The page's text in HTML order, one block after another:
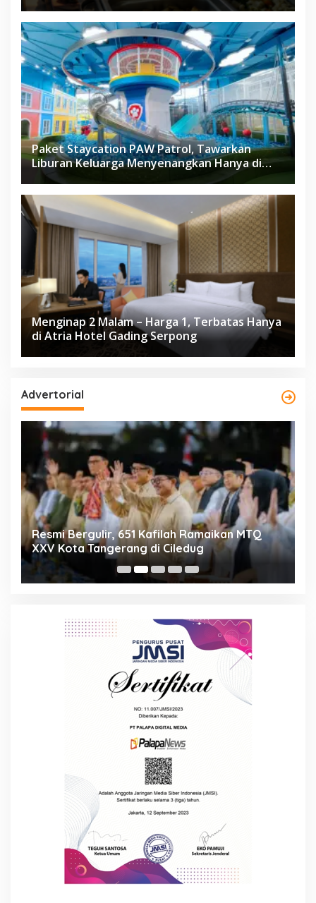
Paket Staycation PAW Patrol, Tawarkan
Liburan Keluarga Menyenangkan Hanya di
Herloom Hotel BSD
Menginap 2 Malam – Harga 1, Terbatas Hanya
di Atria Hotel Gading Serpong
Advertorial
Resmi Bergulir, 651 Kafilah Ramaikan MTQ
XXV Kota Tangerang di Ciledug